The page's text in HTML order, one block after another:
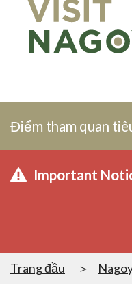
Điểm tham quan
Important
Trang đầu